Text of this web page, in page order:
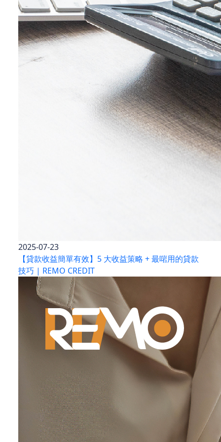
2025-07-23
【貸款收益簡單有效】5 大收益策略 + 最啱用的貸款
技巧 | REMO CREDIT